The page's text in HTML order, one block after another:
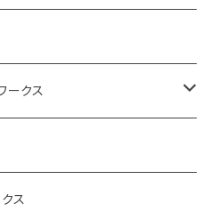
ークス
ス